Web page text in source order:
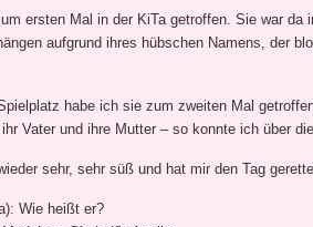
ersten Mal in der KiTa getroffen. Sie war
aufgrund ihres hübschen Namens, der
habe ich sie zum zweiten Mal
Vater und ihre Mutter – so konnte ich über
sehr, sehr süß und hat mir den Tag
Wie heißt er?